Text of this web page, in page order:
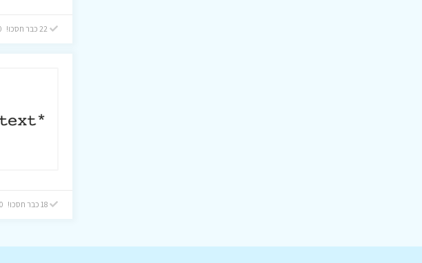
22 כבר חסכו! 0 היום
18 כבר חסכו! 0 היום